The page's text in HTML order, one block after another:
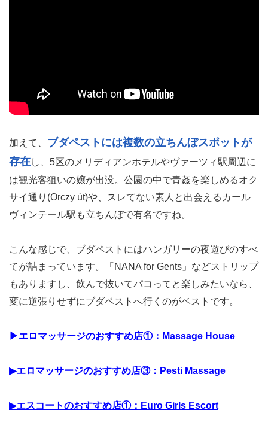
加えて、 ブダペストには複数の立ちんぼスポットが
存在し、5区のメリディアンホテルやヴァーツィ駅周辺に
は観光客狙いの嬢が出没。公園の中で青姦を楽しめるオク
サイ通り(Orczy út)や、スレてない素人と出会えるカール
ヴィンテール駅も立ちんぼで有名ですね。
こんな感じで、ブダペストにはハンガリーの夜遊びのすべ
てが詰まっています。「NANA for Gents」などストリップ
もありますし、飲んで抜いてパコってと楽しみたいなら、
変に逆張りせずにブダペストへ行くのがベストです。
▶エロマッサージのおすすめ店①：Massage House
▶エロマッサージのおすすめ店③：Pesti Massage
▶エスコートのおすすめ店①：Euro Girls Escort